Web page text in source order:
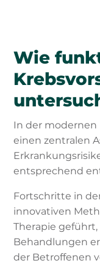
Wie
In der modernen
einen zentralen
entsprechend
Fortschritte in
innovativen
Therapie
Behandlungen
der Betroffenen